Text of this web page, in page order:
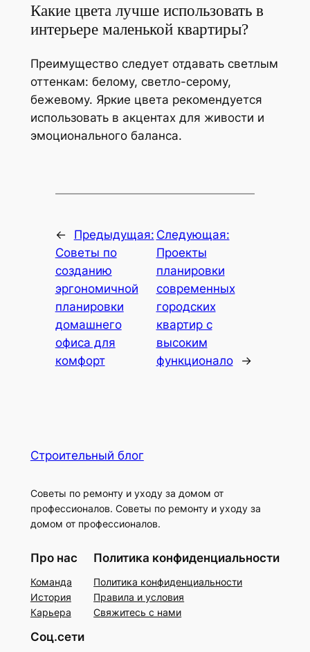
Какие цвета лучше использовать в
интерьере маленькой квартиры?
Преимущество следует отдавать светлым
оттенкам: белому, светло-серому,
бежевому. Яркие цвета рекомендуется
использовать в акцентах для живости и
эмоционального баланса.
←
Предыдущая:
Советы по
созданию
эргономичной
планировки
домашнего
офиса для
комфорт
Следующая:
Проекты
планировки
современных
городских
квартир с
высоким
функционало
→
Строительный блог
Советы по ремонту и уходу за домом от
профессионалов. Советы по ремонту и уходу за
домом от профессионалов.
Про нас
Команда
История
Карьера
Политика конфиденциальности
Политика конфиденциальности
Правила и условия
Свяжитесь с нами
Соц.сети